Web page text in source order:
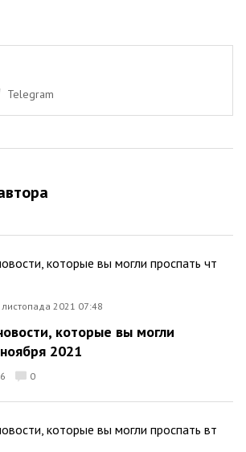
Telegram
листопада 2021 07:48
которые вы могли
2021
0